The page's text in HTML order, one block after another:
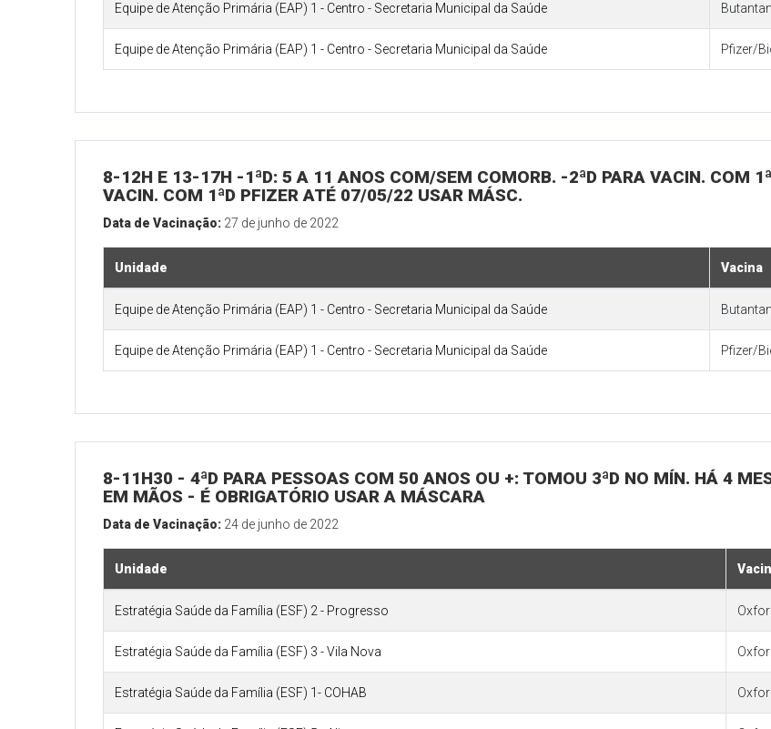
Equipe de Atenção Primária (EAP) 1 - Centro - Secretaria Municipal da Saúde
Equipe de Atenção Primária (EAP) 1 - Centro - Secretaria Municipal da Saúde Pfizer/
8-12H E 13-17H -1ªD: 5 A 11 ANOS COM/SEM COMORB. -2ªD PARA VACIN. COM
VACIN. COM 1ªD PFIZER ATÉ 07/05/22 USAR MÁSC.
Data de Vacinação: 27 de junho de 2022
Unidade Vacina
Equipe de Atenção Primária (EAP) 1 - Centro - Secretaria Municipal da Saúde
Equipe de Atenção Primária (EAP) 1 - Centro - Secretaria Municipal da Saúde Pfizer/
8-11H30 - 4ªD PARA PESSOAS COM 50 ANOS OU +: TOMOU 3ªD NO MÍN. HÁ 4
EM MÃOS - É OBRIGATÓRIO USAR A MÁSCARA
Data de Vacinação: 24 de junho de 2022
Unidade
Estratégia Saúde da Família (ESF) 2 - Progresso
Estratégia Saúde da Família (ESF) 3 - Vila Nova
Estratégia Saúde da Família (ESF) 1- COHAB